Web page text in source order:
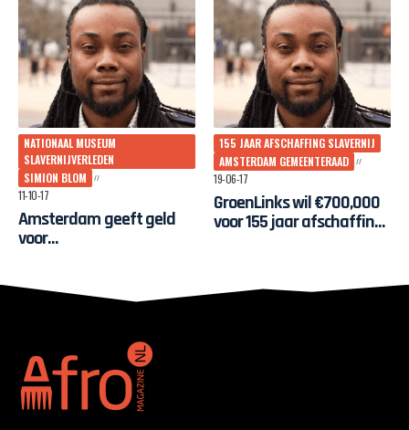
NATIONAAL MUSEUM
SLAVERNIJVERLEDEN
SIMION BLOM
11-10-17
Amsterdam geeft geld
voor
Slavernijverleden
155 JAAR AFSCHAFFING SLAVERNIJ
AMSTERDAM GEMEENTERAAD
19-06-17
GroenLinks wil €700,000
voor 155 jaar afschaffing